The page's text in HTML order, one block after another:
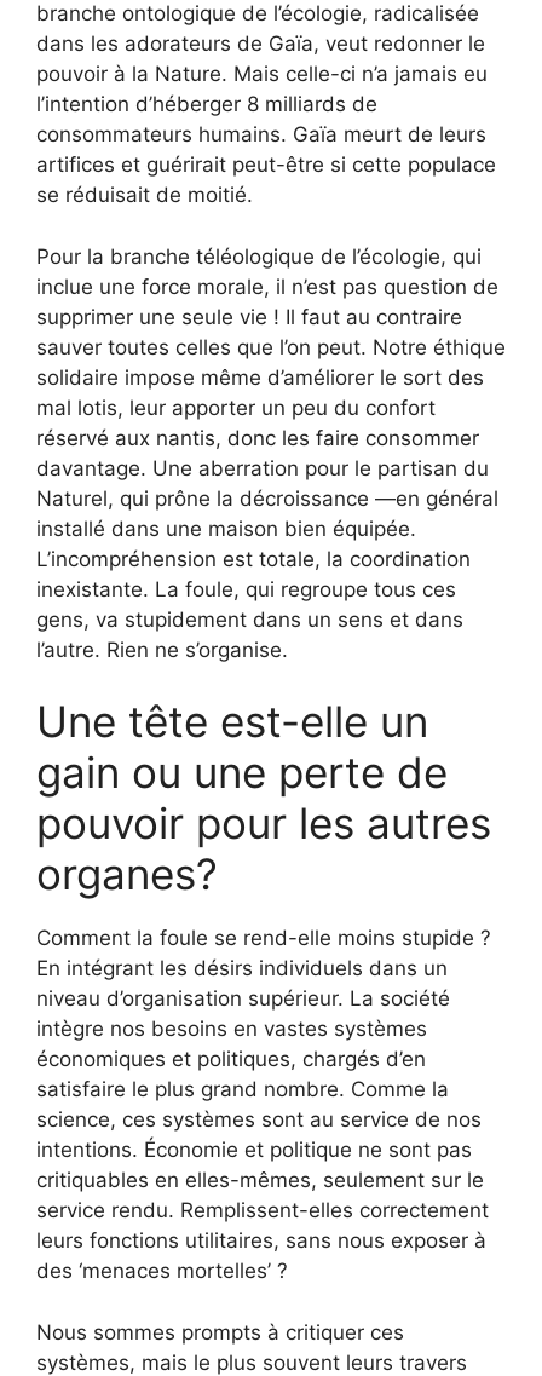
branche ontologique de l’écologie, radicalisée
dans les adorateurs de Gaïa, veut redonner le
pouvoir à la Nature. Mais celle-ci n’a jamais eu
l’intention d’héberger 8 milliards de
consommateurs humains. Gaïa meurt de leurs
artifices et guérirait peut-être si cette populace
se réduisait de moitié.
Pour la branche téléologique de l’écologie, qui
inclue une force morale, il n’est pas question de
supprimer une seule vie ! Il faut au contraire
sauver toutes celles que l’on peut. Notre éthique
solidaire impose même d’améliorer le sort des
mal lotis, leur apporter un peu du confort
réservé aux nantis, donc les faire consommer
davantage. Une aberration pour le partisan du
Naturel, qui prône la décroissance —en général
installé dans une maison bien équipée.
L’incompréhension est totale, la coordination
inexistante. La foule, qui regroupe tous ces
gens, va stupidement dans un sens et dans
l’autre. Rien ne s’organise.
Une tête est-elle un
gain ou une perte de
pouvoir pour les autres
organes?
Comment la foule se rend-elle moins stupide ?
En intégrant les désirs individuels dans un
niveau d’organisation supérieur. La société
intègre nos besoins en vastes systèmes
économiques et politiques, chargés d’en
satisfaire le plus grand nombre. Comme la
science, ces systèmes sont au service de nos
intentions. Économie et politique ne sont pas
critiquables en elles-mêmes, seulement sur le
service rendu. Remplissent-elles correctement
leurs fonctions utilitaires, sans nous exposer à
des ‘menaces mortelles’ ?
Nous sommes prompts à critiquer ces
systèmes, mais le plus souvent leurs travers